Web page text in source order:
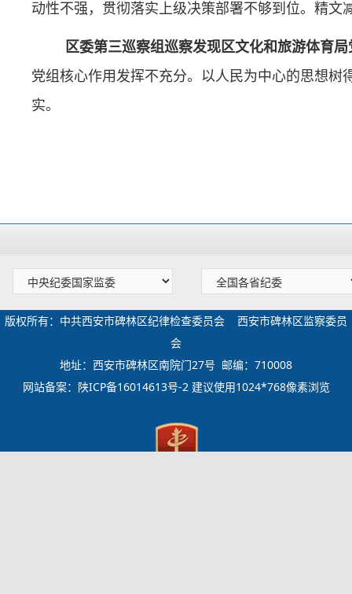
动性不强，贯彻落实上级决策部署不够到位。精
区委第三巡察组巡察发现区文化和旅游体育
党组核心作用发挥不充分。以人民为中心的思想
实。
版权所有：中共西安市碑林区纪律检查委员会 西安市碑林区监察委员
会
地址：西安市碑林区南院门27号 邮编：710008
网站备案： 陕ICP备16014613号-2建议使用1024*768像素浏览